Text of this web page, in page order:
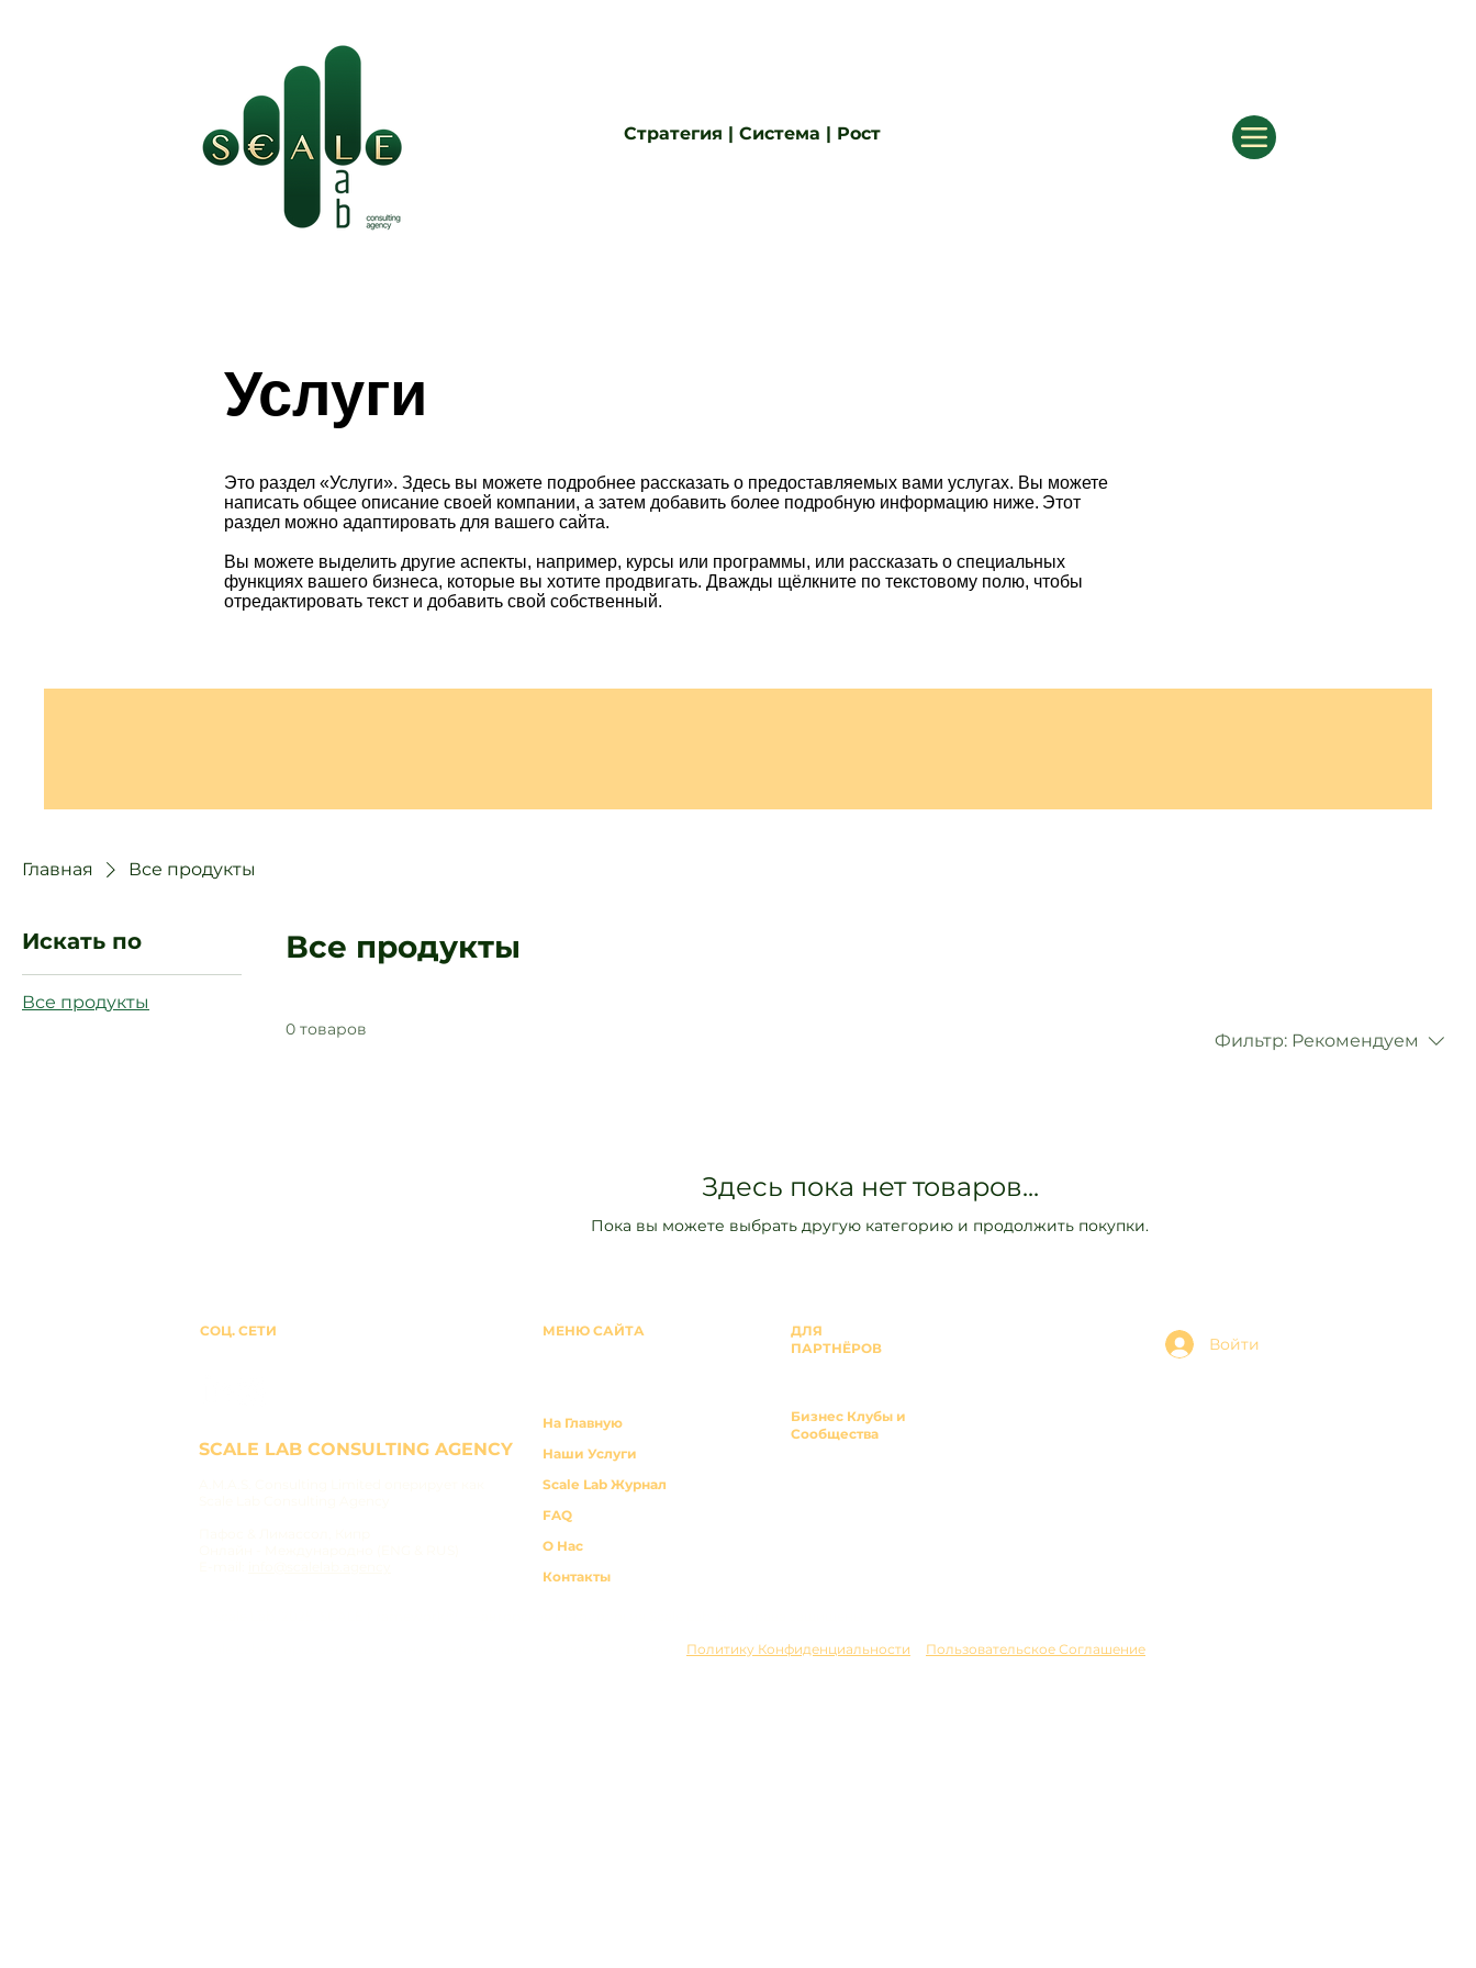
Стратегия | Система | Рост
Услуги
Это раздел «Услуги». Здесь вы можете подробнее рассказать о предоставляемых вами услугах. Вы можете
написать общее описание своей компании, а затем добавить более подробную информацию ниже. Этот
раздел можно адаптировать для вашего сайта.
Вы можете выделить другие аспекты, например, курсы или программы, или рассказать о специальных
функциях вашего бизнеса, которые вы хотите продвигать. Дважды щёлкните по текстовому полю, чтобы
отредактировать текст и добавить свой собственный.
Главная Все продукты
Искать по
Все продукты
Все продукты
0 товаров
Фильтр: Рекомендуем
Здесь пока нет товаров...
Пока вы можете выбрать другую категорию и продолжить покупки.
СОЦ. СЕТИ МЕНЮ САЙТА
SCALE LAB CONSULTING AGENCY
Политику Конфиденциальности Пользовательское Соглашение
Войти
На Главную
Наши Услуги
Scale Lab Журнал
FAQ
О Нас
Контакты
ДЛЯ
ПАРТНЁРОВ
Бизнес Клубы и
Сообщества